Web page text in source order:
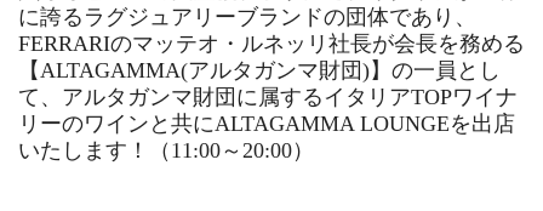
に誇るラグジュアリーブランドの団体であり、
FERRARIのマッテオ・ルネッリ社長が会長を務める
【ALTAGAMMA(アルタガンマ財団)】の一員とし
て、アルタガンマ財団に属するイタリアTOPワイナ
リーのワインと共にALTAGAMMA LOUNGEを出店
いたします！（11:00～20:00）